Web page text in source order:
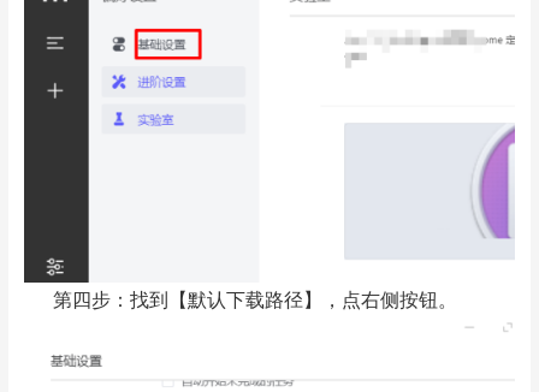
第四步：找到【默认下载路径】，点右侧按钮。